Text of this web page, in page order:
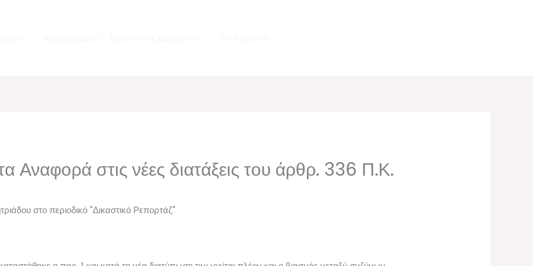
Αναφορά στις νέες διατάξεις του άρθρ. 336 Π.Κ.
στο περιοδικό "Δικαστικό Ρεπορτάζ"